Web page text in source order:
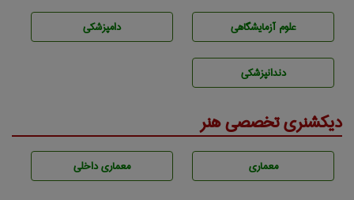
علوم آزمايشگاهی دامپزشكی
دندانپزشكی
دیکشنری تخصصی هنر
معماری معماری داخلی